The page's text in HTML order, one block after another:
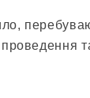
проведення